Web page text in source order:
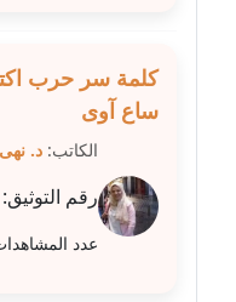
عاملة
مدونة علاء سرحان
مدونة علي الصادق
كلمة سر حرب
ساع آوى
الكاتب: د.
رقم التوثيق:
عدد